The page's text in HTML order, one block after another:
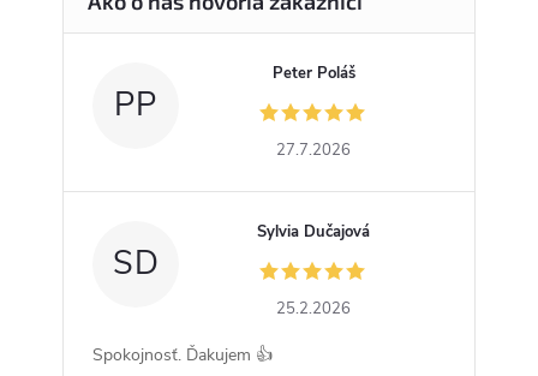
PP
Peter Poláš
27.7.2026
SD
Sylvia Dučajová
25.2.2026
Spokojnosť. Ďakujem 👍